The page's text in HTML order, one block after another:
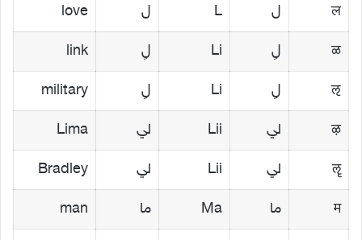
ल ل L ل love
ळ لِ Li لِ link
ऌ لِ Li لِ military
ऴ لي Lii لي Lima
ॡ لي Lii لي Bradley
म ما Ma ما man